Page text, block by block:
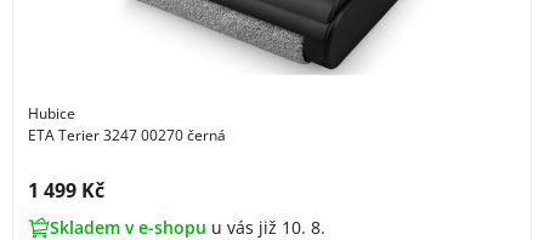
Hubice
ETA Terier 3247 00270 černá
Cena s DPH:
1 499 Kč
Skladem v e-shopu u vás již 10. 8.